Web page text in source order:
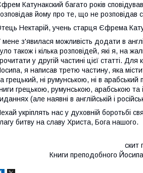
Катунакский багато років
йому про те, що не
Нектарій, учень старця Єфрема
мене з'явилася можливість додати в
також і кілька розповідей, які я, на
у другій частині цієї статті.
я написав третю частину, яка
грецький, ні румунською, ні в арабський
грецькою, румунською, арабською та
(але наявні в англійській і
укріплять нас у духовній боротьбі
битву на славу Христа, Бога нашого.
скит
Книги преподобного